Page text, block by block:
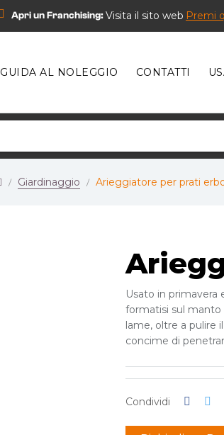
Apri un Franchising:Visita il sito web Premi
GUIDA AL NOLEGGIO CONTATTI
Giardinaggio Arieggiatore per prati
Usato in primavera
formatisi sul
lame, oltre a pulire
concime di
Condividi